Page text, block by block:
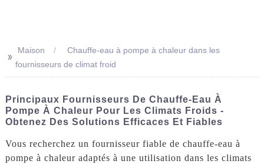
>> Maison
Chauffe-eau à pompe à chaleur dans les
fournisseurs de climat froid
Principaux Fournisseurs De Chauffe-Eau À
Pompe À Chaleur Pour Les Climats Froids -
Obtenez Des Solutions Efficaces Et Fiables
Vous recherchez un fournisseur fiable de chauffe-eau à
pompe à chaleur adaptés à une utilisation dans les climats